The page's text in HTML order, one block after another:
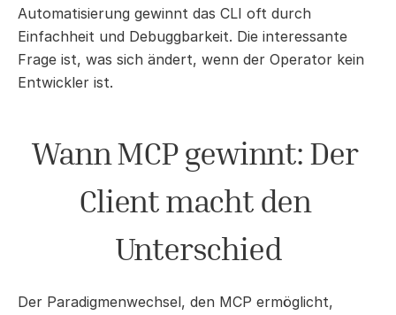
Automatisierung gewinnt das CLI oft durch
Einfachheit und Debuggbarkeit. Die interessante
Frage ist, was sich ändert, wenn der Operator kein
Entwickler ist.
Wann MCP gewinnt: Der
Client macht den
Unterschied
Der Paradigmenwechsel, den MCP ermöglicht,